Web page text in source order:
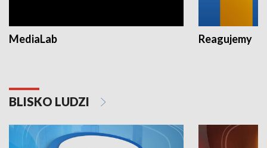
MediaLab Reagujemy
BLISKO LUDZI